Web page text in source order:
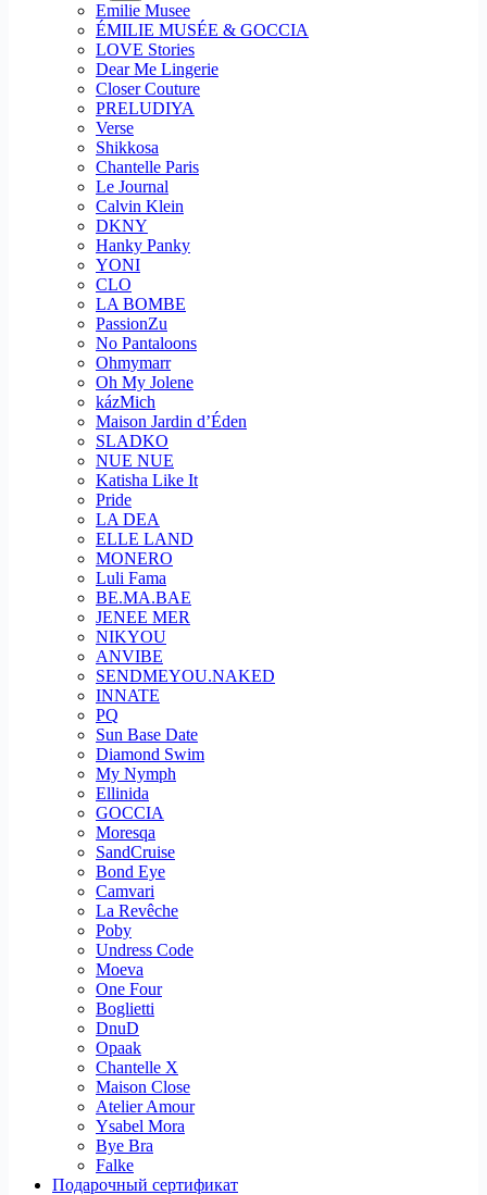
Emilie Musee
ÉMILIE MUSÉE & GOCCIA
LOVE Stories
Dear Me Lingerie
Closer Couture
PRELUDIYA
Verse
Shikkosa
Chantelle Paris
Le Journal
Calvin Klein
DKNY
Hanky Panky
YONI
CLO
LA BOMBE
PassionZu
No Pantaloons
Ohmymarr
Oh My Jolene
kázMich
Maison Jardin d’Éden
SLADKO
NUE NUE
Katisha Like It
Pride
LA DEA
ELLE LAND
MONERO
Luli Fama
BE.MA.BAE
JENEE MER
NIKYOU
ANVIBE
SENDMEYOU.NAKED
INNATE
PQ
Sun Base Date
Diamond Swim
My Nymph
Ellinida
GOCCIA
Moresqa
SandCruise
Bond Eye
Camvari
La Revêche
Poby
Undress Code
Moeva
One Four
Boglietti
DnuD
Opaak
Chantelle X
Maison Close
Atelier Amour
Ysabel Mora
Bye Bra
Falke
Подарочный сертификат